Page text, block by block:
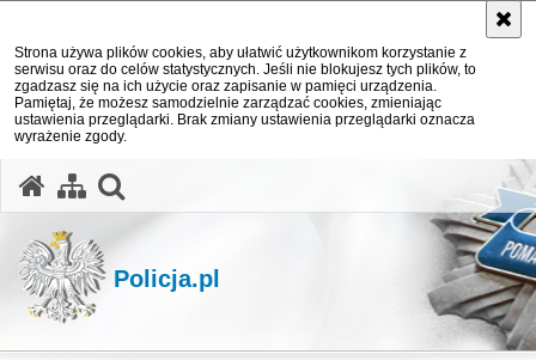
Strona używa plików cookies, aby ułatwić użytkownikom korzystanie z
serwisu oraz do celów statystycznych. Jeśli nie blokujesz tych plików, to
zgadzasz się na ich użycie oraz zapisanie w pamięci urządzenia.
Pamiętaj, że możesz samodzielnie zarządzać cookies, zmieniając
ustawienia przeglądarki. Brak zmiany ustawienia przeglądarki oznacza
wyrażenie zgody.
Policja.pl